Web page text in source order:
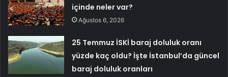
içinde neler var?
Ağustos 6, 2026
25 Temmuz İSKİ baraj doluluk oranı
yüzde kaç oldu? İşte İstanbul’da güncel
baraj doluluk oranları